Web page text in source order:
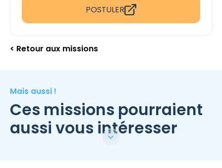
POSTULER
< Retour aux missions
Mais aussi !
Ces missions pourraient
aussi vous intéresser